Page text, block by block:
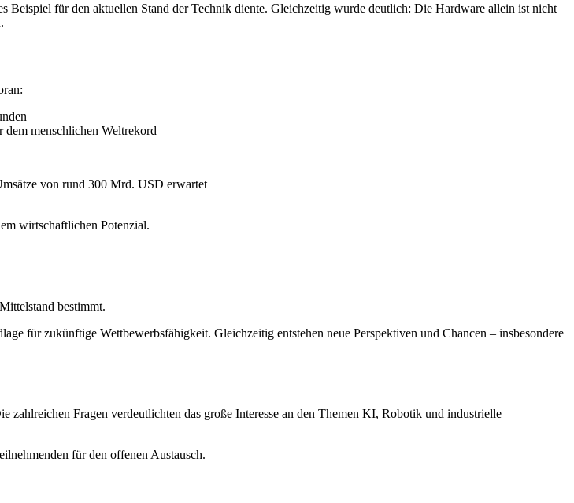
Beispiel für den aktuellen Stand der Technik diente. Gleichzeitig wurde deutlich: Die Hardware allein ist nicht
menschlichen Weltrekord
von rund 300 Mrd. USD erwartet
wirtschaftlichen Potenzial.
bestimmt.
für zukünftige Wettbewerbsfähigkeit. Gleichzeitig entstehen neue Perspektiven und Chancen – insbesondere
Fragen verdeutlichten das große Interesse an den Themen KI, Robotik und industrielle
für den offenen Austausch.